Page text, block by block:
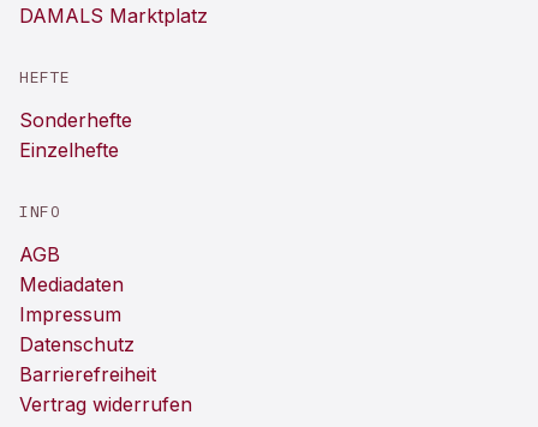
DAMALS Marktplatz
HEFTE
Sonderhefte
Einzelhefte
INFO
AGB
Mediadaten
Impressum
Datenschutz
Barrierefreiheit
Vertrag widerrufen